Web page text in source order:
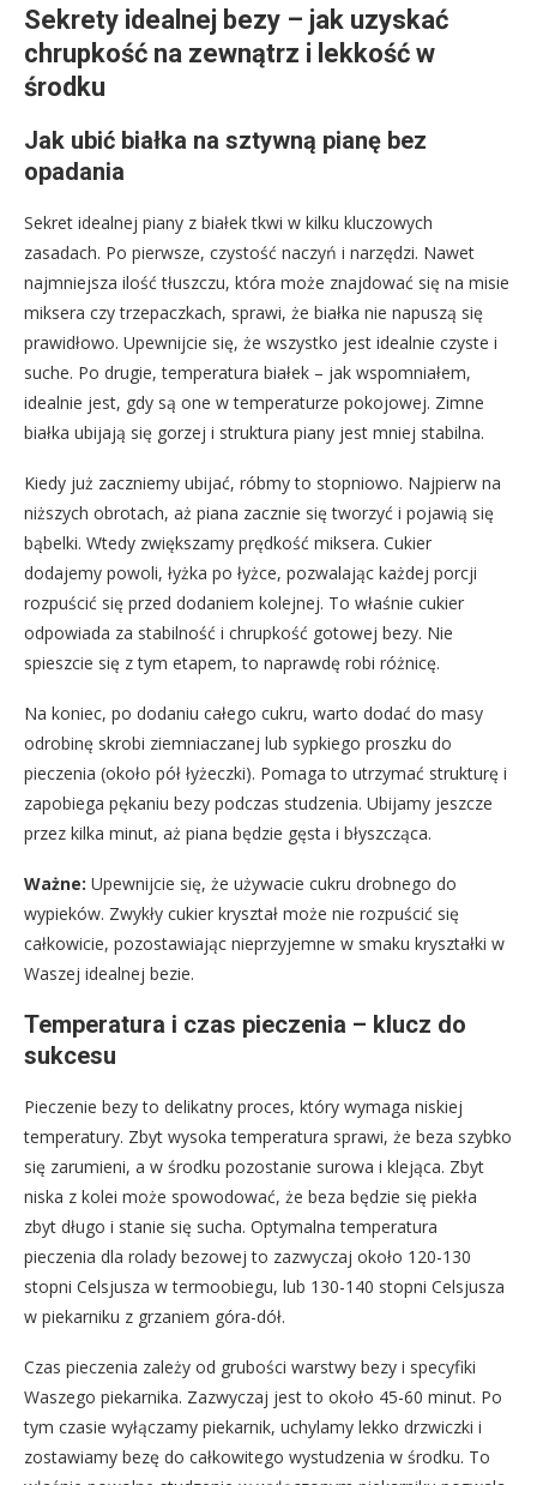
Sekrety idealnej bezy – jak uzyskać
chrupkość na zewnątrz i lekkość w
środku
Jak ubić białka na sztywną pianę bez
opadania
Sekret idealnej piany z białek tkwi w kilku kluczowych
zasadach. Po pierwsze, czystość naczyń i narzędzi. Nawet
najmniejsza ilość tłuszczu, która może znajdować się na misie
miksera czy trzepaczkach, sprawi, że białka nie napuszą się
prawidłowo. Upewnijcie się, że wszystko jest idealnie czyste i
suche. Po drugie, temperatura białek – jak wspomniałem,
idealnie jest, gdy są one w temperaturze pokojowej. Zimne
białka ubijają się gorzej i struktura piany jest mniej stabilna.
Kiedy już zaczniemy ubijać, róbmy to stopniowo. Najpierw na
niższych obrotach, aż piana zacznie się tworzyć i pojawią się
bąbelki. Wtedy zwiększamy prędkość miksera. Cukier
dodajemy powoli, łyżka po łyżce, pozwalając każdej porcji
rozpuścić się przed dodaniem kolejnej. To właśnie cukier
odpowiada za stabilność i chrupkość gotowej bezy. Nie
spieszcie się z tym etapem, to naprawdę robi różnicę.
Na koniec, po dodaniu całego cukru, warto dodać do masy
odrobinę skrobi ziemniaczanej lub sypkiego proszku do
pieczenia (około pół łyżeczki). Pomaga to utrzymać strukturę i
zapobiega pękaniu bezy podczas studzenia. Ubijamy jeszcze
przez kilka minut, aż piana będzie gęsta i błyszcząca.
Ważne: Upewnijcie się, że używacie cukru drobnego do
wypieków. Zwykły cukier kryształ może nie rozpuścić się
całkowicie, pozostawiając nieprzyjemne w smaku kryształki w
Waszej idealnej bezie.
Temperatura i czas pieczenia – klucz do
sukcesu
Pieczenie bezy to delikatny proces, który wymaga niskiej
temperatury. Zbyt wysoka temperatura sprawi, że beza szybko
się zarumieni, a w środku pozostanie surowa i klejąca. Zbyt
niska z kolei może spowodować, że beza będzie się piekła
zbyt długo i stanie się sucha. Optymalna temperatura
pieczenia dla rolady bezowej to zazwyczaj około 120-130
stopni Celsjusza w termoobiegu, lub 130-140 stopni Celsjusza
w piekarniku z grzaniem góra-dół.
Czas pieczenia zależy od grubości warstwy bezy i specyfiki
Waszego piekarnika. Zazwyczaj jest to około 45-60 minut. Po
tym czasie wyłączamy piekarnik, uchylamy lekko drzwiczki i
zostawiamy bezę do całkowitego wystudzenia w środku. To